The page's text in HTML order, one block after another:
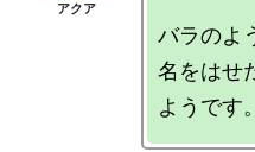
バラのよ
名をはせ